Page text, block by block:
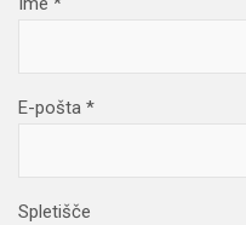
E-pošta *
Spletišče